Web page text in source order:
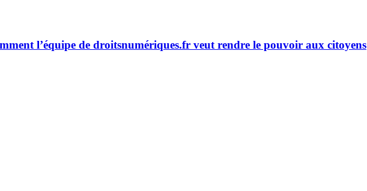
l’équipe de droitsnumériques.fr veut rendre le pouvoir aux citoyens